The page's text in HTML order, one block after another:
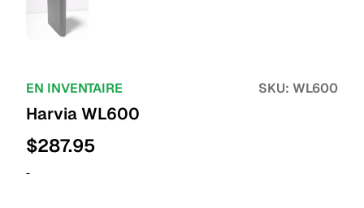
EN INVENTAIRE SKU: WL600
Harvia WL600
$287.95
-